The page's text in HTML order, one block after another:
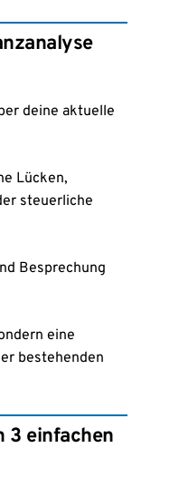
deine aktuelle
Lücken,
steuerliche
Besprechung
eine
bestehenden
3 einfachen